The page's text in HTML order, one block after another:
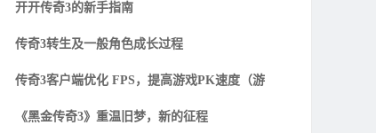
开开传奇3的新手指南
传奇3转生及一般角色成长过程
传奇3客户端优化 FPS，提高游戏PK速度（游
《黑金传奇3》重温旧梦，新的征程